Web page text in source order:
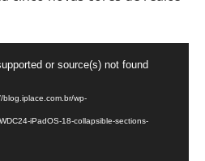
or source(s) not found
wp-
iPadOS-18-collapsible-sections-